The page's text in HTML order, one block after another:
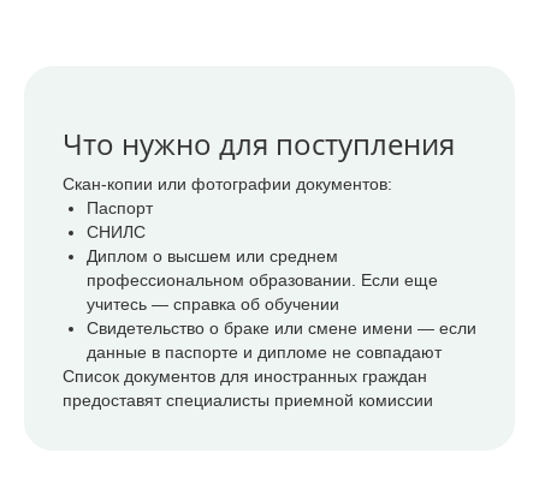
Что нужно для поступления
Скан-копии или фотографии документов:
Паспорт
СНИЛС
Диплом о высшем или среднем
профессиональном образовании. Если еще
учитесь — справка об обучении
Свидетельство о браке или смене имени — если
данные в паспорте и дипломе не совпадают
Список документов для иностранных граждан
предоставят специалисты приемной комиссии